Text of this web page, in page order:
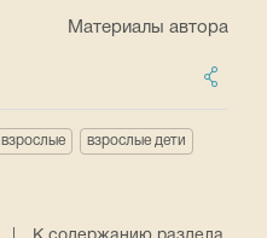
Материалы автора
взрослые взрослые дети